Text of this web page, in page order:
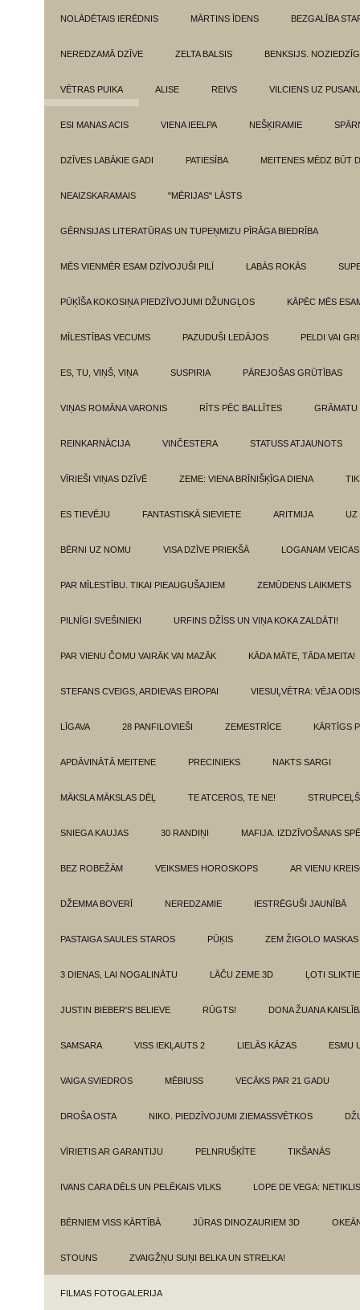
NOLĀDĒTAIS IERĒDNIS MĀRTINS ĪDENS BEZGALĪBA
NEREDZAMĀ DZĪVE ZELTA BALSIS BENKSIJS.
VĒTRAS PUIKA ALISE REIVS VILCIENS UZ
ESI MANAS ACIS VIENA IEELPA NEŠĶIRAMIE
DZĪVES LABĀKIE GADI PATIESĪBA MEITENES MĒDZ BŪT
NEAIZSKARAMAIS "MĒRIJAS" LĀSTS
GĒRNSIJAS LITERATŪRAS UN TUPEŅMIZU PĪRĀGA BIEDRĪBA
MĒS VIENMĒR ESAM DZĪVOJUŠI PILĪ LABĀS ROKĀS
PŪĶĪŠA KOKOSIŅA PIEDZĪVOJUMI DŽUNGĻOS KĀPĒC MĒS
MĪLESTĪBAS VECUMS PAZUDUŠI LEDĀJOS PELDI VAI
ES, TU, VIŅŠ, VIŅA SUSPIRIA PĀREJOŠAS GRŪTĪBAS
VIŅAS ROMĀNA VARONIS RĪTS PĒC BALLĪTES GRĀMATU
REINKARNĀCIJA VINČESTERA STATUSS ATJAUNOTS
VĪRIEŠI VIŅAS DZĪVĒ ZEME: VIENA BRĪNIŠĶĪGA DIENA
ES TIEVĒJU FANTASTISKĀ SIEVIETE ARITMIJA UZ
BĒRNI UZ NOMU VISA DZĪVE PRIEKŠĀ LOGANAM VEICAS
PAR MĪLESTĪBU. TIKAI PIEAUGUŠAJIEM ZEMŪDENS LAIKMETS
PILNĪGI SVEŠINIEKI URFINS DŽĪSS UN VIŅA KOKA ZALDĀTI!
PAR VIENU ČOMU VAIRĀK VAI MAZĀK KĀDA MĀTE, TĀDA MEITA!
STEFANS CVEIGS, ARDIEVAS EIROPAI VIESUĻVĒTRA: VĒJA
LĪGAVA 28 PANFILOVIEŠI ZEMESTRĪCE KĀRTĪGS
APDĀVINĀTĀ MEITENE PRECINIEKS NAKTS SARGI
MĀKSLA MĀKSLAS DĒĻ TE ATCEROS, TE NE! STRUPCEĻŠ
SNIEGA KAUJAS 30 RANDIŅI MAFIJA. IZDZĪVOŠANAS
BEZ ROBEŽĀM VEIKSMES HOROSKOPS AR VIENU
DŽEMMA BOVERĪ NEREDZAMIE IESTRĒGUŠI JAUNĪBĀ
PASTAIGA SAULES STAROS PŪĶIS ZEM ŽIGOLO MASKAS
3 DIENAS, LAI NOGALINĀTU LĀČU ZEME 3D ĻOTI
JUSTIN BIEBER'S BELIEVE RŪGTS! DONA ŽUANA
SAMSARA VISS IEKĻAUTS 2 LIELĀS KĀZAS ESMU
VAIGA SVIEDROS MĒBIUSS VECĀKS PAR 21 GADU
DROŠA OSTA NIKO. PIEDZĪVOJUMI ZIEMASSVĒTKOS
VĪRIETIS AR GARANTIJU PELNRUŠĶĪTE TIKŠANĀS
IVANS CARA DĒLS UN PELĒKAIS VILKS LOPE DE VEGA:
BĒRNIEM VISS KĀRTĪBĀ JŪRAS DINOZAURIEM 3D
STOUNS ZVAIGŽŅU SUŅI BELKA UN STRELKA!
FILMAS FOTOGALERIJA